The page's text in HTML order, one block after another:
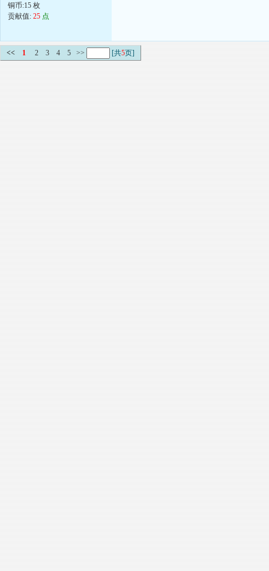
铜币:15 枚
贡献值: 25 点
<< 1 2 3 4 5 >> [共5页]